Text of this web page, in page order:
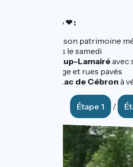
Nos coups de ❤ :
, son patrimoine
aux halles le samedi
Saint-Loup-Lamairéavec
colombage et rues pavés
Lac de Cébron à
Étape 1 /